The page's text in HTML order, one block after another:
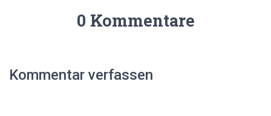
0 Kommentare
Kommentar verfassen